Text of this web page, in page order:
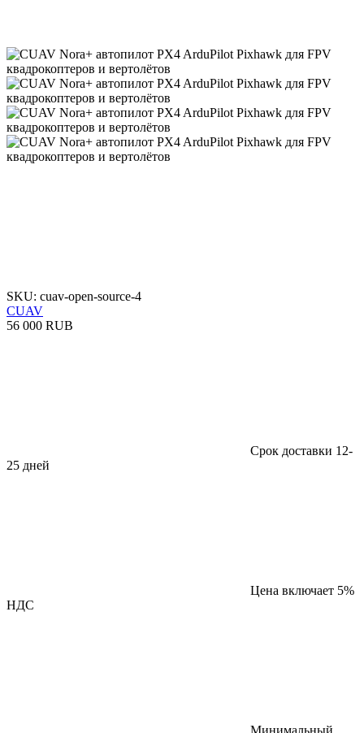
SKU: cuav-open-source-4
CUAV
56 000 RUB
Срок доставки 12-
25 дней
Цена включает 5%
НДС
Минимальный